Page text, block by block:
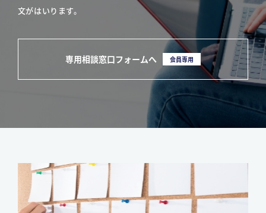
文がはいります。
専用相談窓口フォームへ 会員専用